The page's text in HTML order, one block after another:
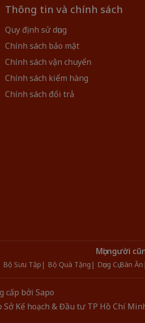
Thông tin và chính sách
Quy định sử dụng
Chính sách bảo mật
Chính sách vận chuyển
Chính sách kiểm hàng
Chính sách đổi trả
Mọi người
Bộ Sưu Tập Bộ Quà Tặng Dụng Cụ Bàn Ăn
cấp bởi Sapo
Sở Kế hoạch & Đầu tư TP Hồ Chí